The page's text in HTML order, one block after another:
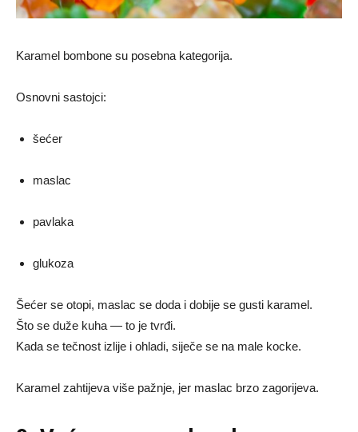
Karamel bombone su posebna kategorija.
Osnovni sastojci:
šećer
maslac
pavlaka
glukoza
Šećer se otopi, maslac se doda i dobije se gusti karamel.
Što se duže kuha — to je tvrđi.
Kada se tečnost izlije i ohladi, siječe se na male kocke.
Karamel zahtijeva više pažnje, jer maslac brzo zagorijeva.